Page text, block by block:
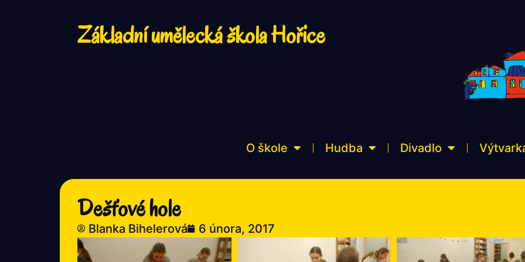
Základní umělecká škola Hořice
O škole Hudba Divadlo
Dešťové hole
Blanka Bihelerová 6 února, 2017